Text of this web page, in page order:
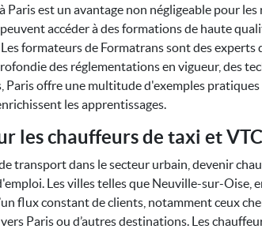
est un avantage non négligeable pour les
accéder à des formations de haute
formateurs de Formatrans sont des experts
des réglementations en vigueur, des
Paris offre une multitude d'exemples pratiques
les apprentissages.
les chauffeurs de taxi et VTC
transport dans le secteur urbain, devenir
Les villes telles que Neuville-sur-Oise,
flux constant de clients, notamment ceux
Paris ou d’autres destinations. Les